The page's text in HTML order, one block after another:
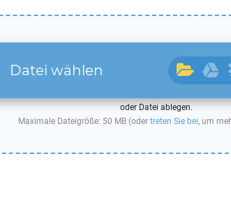
Datei wählen
oder Datei ablegen.
Maximale Dateigröße: 50 MB (oder treten Sie bei, um